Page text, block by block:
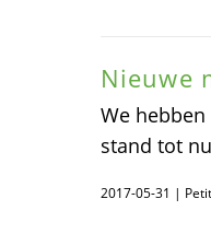
Nieuwe
We
stand tot
2017-05-31 |